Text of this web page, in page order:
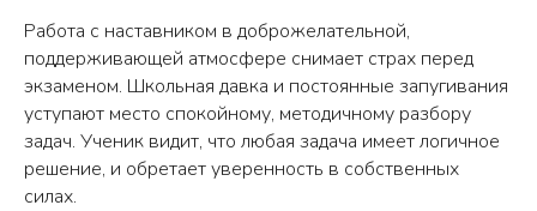
Работа с наставником в доброжелательной,
поддерживающей атмосфере снимает страх перед
экзаменом. Школьная давка и постоянные запугивания
уступают место спокойному, методичному разбору
задач. Ученик видит, что любая задача имеет логичное
решение, и обретает уверенность в собственных
силах.
Учтём ваши пожелания и
сориентируем по цене после пробного
занятия
Подберём программу и запишем на
вводный урок